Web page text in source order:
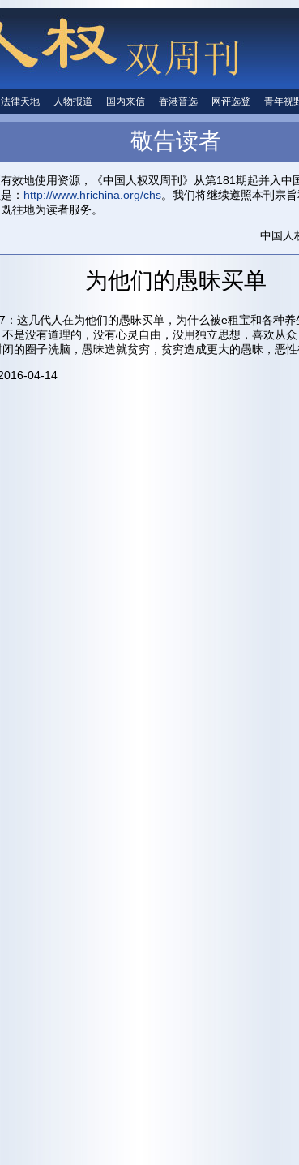
法律天地 人物报道 国内来信 香港普选 网评选登 青年视
敬告读者
效地使用资源，《中国人权双周刊》从第181期起并入中
： http://www.hrichina.org/chs。我们将继续遵照本刊宗旨
往地为读者服务。
中国人
为他们的愚昧买单
：这几代人在为他们的愚昧买单，为什么被e租宝和各种
不是没有道理的，没有心灵自由，没用独立思想，喜欢从
的圈子洗脑，愚昧造就贫穷，贫穷造成更大的愚昧，恶性
04-14
法律天地 人物报道 国内来信 香港普选 网评选登 青
首页 关于我们 投稿信箱